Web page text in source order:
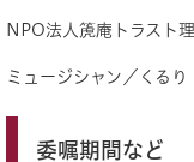
NPO法人箎庵トラスト
ミュージシャン／くる
委嘱期間など